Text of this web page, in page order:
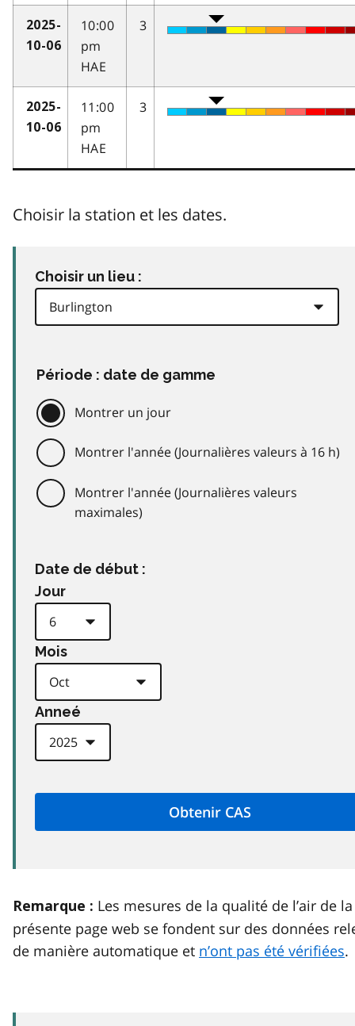
2025-
10-06
10:00
pm
HAE
3
2025-
10-06
11:00
pm
HAE
3
Choisir la station et les dates.
Choisir un lieu :
Période : date de gamme
Montrer un jour
Montrer l'année (Journalières valeurs à 16 h)
Montrer l'année (Journalières valeurs
maximales)
Date de début :
Jour
Mois
Anneé
Remarque : Les mesures de la qualité de l’air de la
présente page web se fondent sur des données
de manière automatique et n’ont pas été vérifiées.